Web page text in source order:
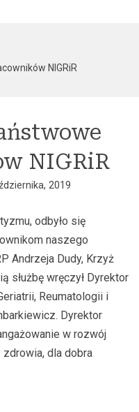
NIGRiR
NIGRiR
2019
odbyło się
naszego
Andrzeja Dudy, Krzyż
służbę wręczył Dyrektor
Reumatologii i
Dyrektor
w rozwój
dla dobra